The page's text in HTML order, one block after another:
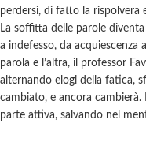
perdersi, di fatto la rispolvera
La soffitta delle parole
a indefesso, da acquiescenza
parola e l’altra, il professor
alternando elogi della fatica,
cambiato, e ancora cambierà.
parte attiva, salvando nel